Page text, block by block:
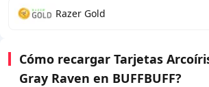
Razer Gold
Cómo recargar Tarjetas
Gray Raven en BUFFBUFF?